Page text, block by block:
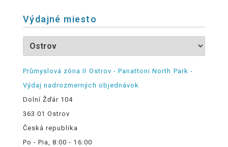
Výdajné miesto
Průmyslová zóna II Ostrov - Panattoni North Park -
Výdaj nadrozmerných objednávok
Dolní Žďár 104
363 01 Ostrov
Česká republika
Po - Pia, 8:00 - 16:00